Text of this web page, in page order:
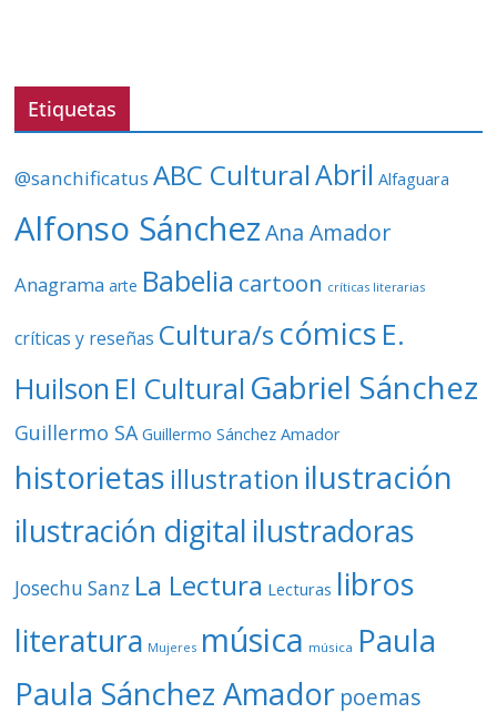
í
e
Etiquetas
@sanchificatus ABC CulturalAbril Alfaguara
Alfonso Sánchez Ana Amador
Anagrama arte Babelia cartoon críticas literarias
críticas y reseñas Cultura/s cómics E.
Huilson El Cultural Gabriel Sánchez
Guillermo SA Guillermo Sánchez Amador
historietas illustration ilustración
ilustración digital ilustradoras
Josechu Sanz La Lectura Lecturas libros
literatura Mujeres música música Paula
Paula Sánchez Amador poemas